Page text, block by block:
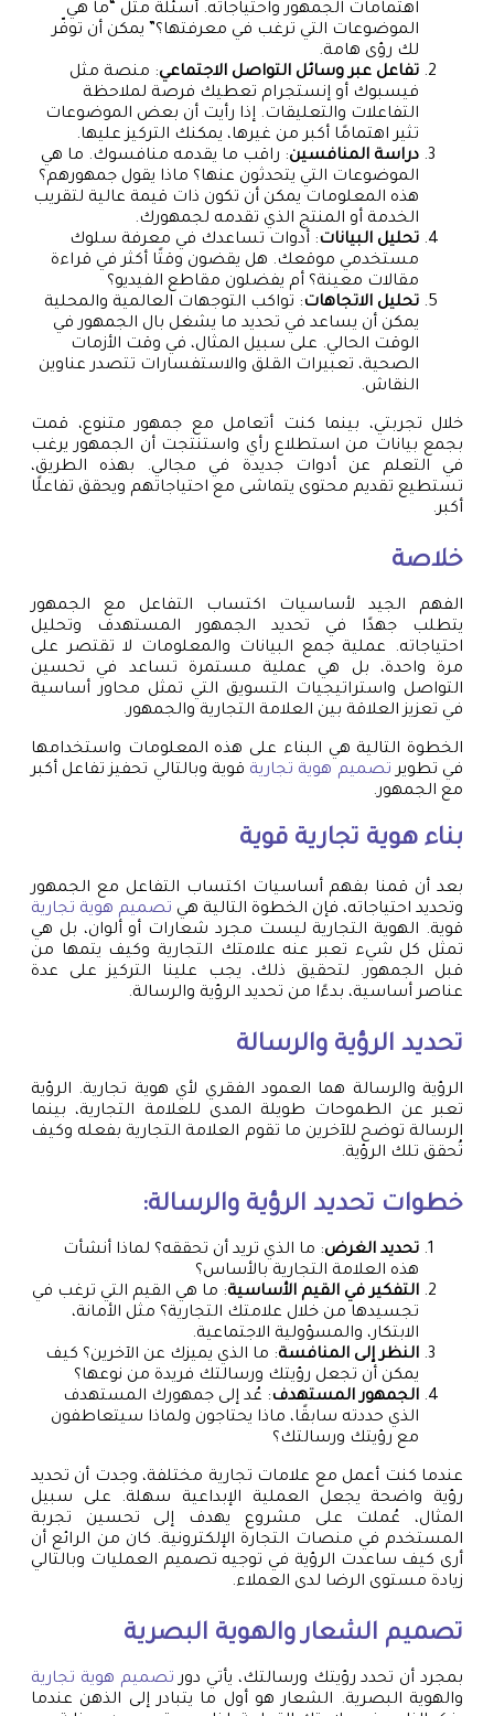
اهتمامات الجمهور واحتياجاته. أسئلة مثل “ما هي
الموضوعات التي ترغب في معرفتها؟” يمكن أن توفّر
لك رؤى هامة.
تفاعل عبر وسائل التواصل الاجتماعي: منصة مثل
فيسبوك أو إنستجرام تعطيك فرصة لملاحظة
التفاعلات والتعليقات. إذا رأيت أن بعض الموضوعات
تثير اهتمامًا أكبر من غيرها، يمكنك التركيز عليها.
دراسة المنافسين: راقب ما يقدمه منافسوك. ما هي
الموضوعات التي يتحدثون عنها؟ ماذا يقول جمهورهم؟
هذه المعلومات يمكن أن تكون ذات قيمة عالية لتقريب
الخدمة أو المنتج الذي تقدمه لجمهورك.
تحليل البيانات: أدوات تساعدك في معرفة سلوك
مستخدمي موقعك. هل يقضون وقتًا أكثر في قراءة
مقالات معينة؟ أم يفضلون مقاطع الفيديو؟
تحليل الاتجاهات: تواكب التوجهات العالمية والمحلية
يمكن أن يساعد في تحديد ما يشغل بال الجمهور في
الوقت الحالي. على سبيل المثال، في وقت الأزمات
الصحية، تعبيرات القلق والاستفسارات تتصدر عناوين
النقاش.
خلال تجربتي، بينما كنت أتعامل مع جمهور متنوع، قمت
بجمع بيانات من استطلاع رأي واستنتجت أن الجمهور يرغب
في التعلم عن أدوات جديدة في مجالي. بهذه الطريق،
تستطيع تقديم محتوى يتماشى مع احتياجاتهم ويحقق تفاعلًا
أكبر.
خلاصة
الفهم الجيد لأساسيات اكتساب التفاعل مع الجمهور
يتطلب جهدًا في تحديد الجمهور المستهدف وتحليل
احتياجاته. عملية جمع البيانات والمعلومات لا تقتصر على
مرة واحدة، بل هي عملية مستمرة تساعد في تحسين
التواصل واستراتيجيات التسويق التي تمثل محاور أساسية
في تعزيز العلاقة بين العلامة التجارية والجمهور.
الخطوة التالية هي البناء على هذه المعلومات واستخدامها
في تطوير تصميم هوية تجارية قوية وبالتالي تحفيز تفاعل أكبر
مع الجمهور.
بناء هوية تجارية قوية
بعد أن قمنا بفهم أساسيات اكتساب التفاعل مع الجمهور
وتحديد احتياجاته، فإن الخطوة التالية هي تصميم هوية تجارية
قوية. الهوية التجارية ليست مجرد شعارات أو ألوان، بل هي
تمثل كل شيء تعبر عنه علامتك التجارية وكيف يتمها من
قبل الجمهور. لتحقيق ذلك، يجب علينا التركيز على عدة
عناصر أساسية، بدءًا من تحديد الرؤية والرسالة.
تحديد الرؤية والرسالة
الرؤية والرسالة هما العمود الفقري لأي هوية تجارية. الرؤية
تعبر عن الطموحات طويلة المدى للعلامة التجارية، بينما
الرسالة توضح للآخرين ما تقوم العلامة التجارية بفعله وكيف
تُحقق تلك الرؤية.
خطوات تحديد الرؤية والرسالة:
تحديد الغرض: ما الذي تريد أن تحققه؟ لماذا أنشأت
هذه العلامة التجارية بالأساس؟
التفكير في القيم الأساسية: ما هي القيم التي ترغب في
تجسيدها من خلال علامتك التجارية؟ مثل الأمانة،
الابتكار، والمسؤولية الاجتماعية.
النظر إلى المنافسة: ما الذي يميزك عن الآخرين؟ كيف
يمكن أن تجعل رؤيتك ورسالتك فريدة من نوعها؟
الجمهور المستهدف: عُد إلى جمهورك المستهدف
الذي حددته سابقًا، ماذا يحتاجون ولماذا سيتعاطفون
مع رؤيتك ورسالتك؟
عندما كنت أعمل مع علامات تجارية مختلفة، وجدت أن تحديد
رؤية واضحة يجعل العملية الإبداعية سهلة. على سبيل
المثال، عُملت على مشروع يهدف إلى تحسين تجربة
المستخدم في منصات التجارة الإلكترونية. كان من الرائع أن
أرى كيف ساعدت الرؤية في توجيه تصميم العمليات وبالتالي
زيادة مستوى الرضا لدى العملاء.
تصميم الشعار والهوية البصرية
بمجرد أن تحدد رؤيتك ورسالتك، يأتي دور تصميم هوية تجارية
والهوية البصرية. الشعار هو أول ما يتبادر إلى الذهن عندما